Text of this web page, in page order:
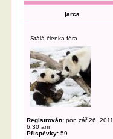
jarca
Stálá členka fóra
Registrován: pon zář 26, 2011
6:30 am
Příspěvky: 59